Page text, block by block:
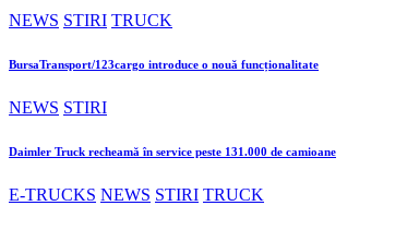
NEWS STIRI TRUCK
BursaTransport/123cargo introduce o nouă funcționalitate
NEWS STIRI
Daimler Truck recheamă în service peste 131.000 de camioane
E-TRUCKS NEWS STIRI TRUCK